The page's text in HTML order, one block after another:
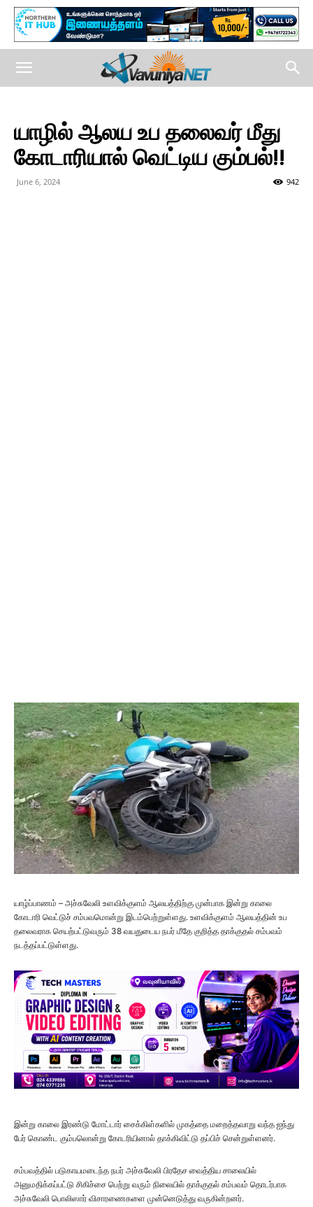
யாழில் ஆலய உப தலைவர் மீது
கோடாரியால் வெட்டிய கும்பல்!!
June 6, 2024 942
யாழ்ப்பாணம் – அச்சுவேலி உளவிக்குளம் ஆலயத்திற்கு முன்பாக இன்று காலை
கோடாரி வெட்டுச் சம்பவமொன்று இடம்பெற்றுள்ளது. உளவிக்குளம் ஆலயத்தின் உப
தலைவராக செயற்பட்டுவரும் 38 வயதுடைய நபர் மீதே குறித்த தாக்குதல் சம்பவம்
நடத்தப்பட்டுள்ளது.
இன்று காலை இரண்டு மோட்டார் சைக்கிள்களில் முகத்தை மறைத்தவாறு வந்த ஐந்து
பேர் கொண்ட கும்பலொன்று கோடரியினால் தாக்கிவிட்டு தப்பிச் சென்றுள்ளனர்.
சம்பவத்தில் படுகாயமடைந்த நபர் அச்சுவேலி பிரதேச வைத்திய சாலையில்
அனுமதிக்கப்பட்டு சிகிச்சை பெற்று வரும் நிலையில் தாக்குதல் சம்பவம் தொடர்பாக
அச்சுவேலி பொலிஸார் விசாரணைகளை முன்னெடுத்து வருகின்றனர்.